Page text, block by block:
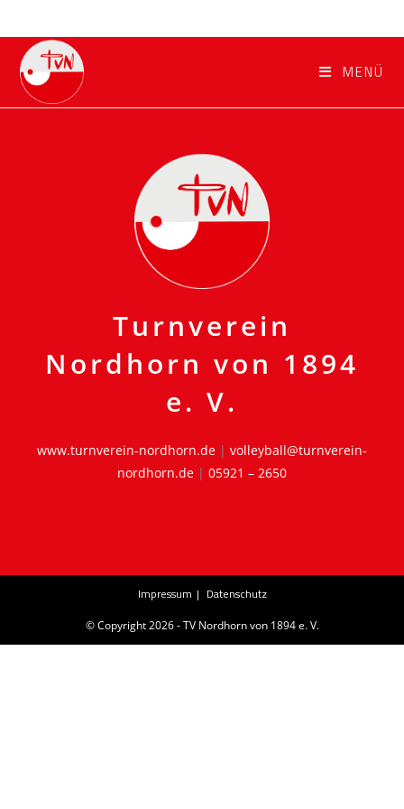
Inhalt
springen
MENÜ
Turnverein
Nordhorn von 1894
e. V.
www.turnverein-nordhorn.de | volleyball@turnverein-
nordhorn.de | 05921 – 2650
Impressum Datenschutz
© Copyright 2026 - TV Nordhorn von 1894 e. V.